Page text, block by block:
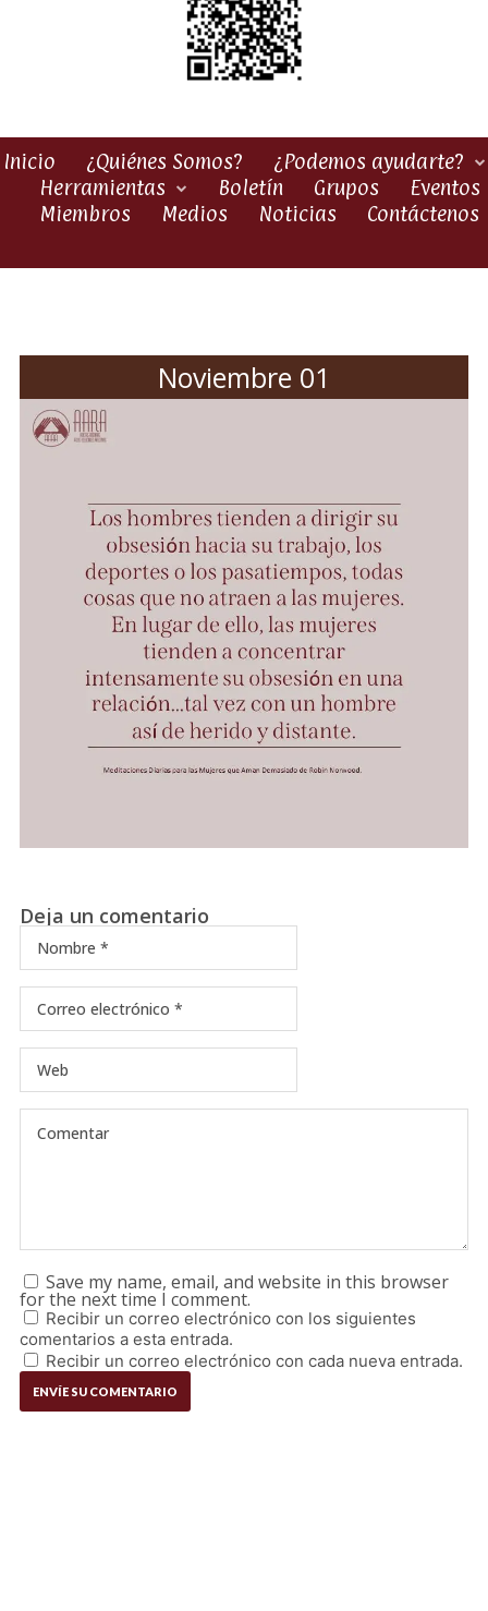
Inicio ¿Quiénes Somos?
¿Podemos ayudarte?
Herramientas
Boletín Grupos
Eventos
Miembros
Medios Noticias Contáctenos
Noviembre 01
Deja un comentario
Save my name, email, and website in this browser
for the next time I comment.
Recibir un correo electrónico con los siguientes
comentarios a esta entrada.
Recibir un correo electrónico con cada nueva entrada.